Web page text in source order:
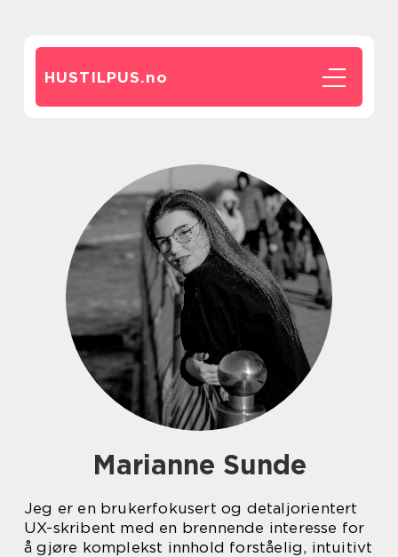
HUSTILPUS.no
Marianne Sunde
Jeg er en brukerfokusert og detaljorientert
UX-skribent med en brennende interesse for
å gjøre komplekst innhold forståelig, intuitivt